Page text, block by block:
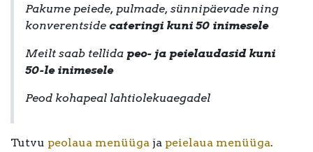
Pakume peiede, pulmade, sünnipäevade ning
konverentside cateringi kuni 50 inimesele
Meilt saab tellida peo- ja peielaudasid kuni
50-le inimesele
Peod kohapeal lahtiolekuaegadel
Tutvu peolaua menüüga ja peielaua menüüga.